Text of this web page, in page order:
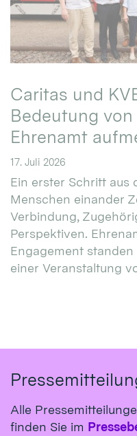
Caritas und
Bedeutung
Ehrenamt
17. Juli 2026
Ein erster Schritt aus
Menschen einander
Verbindung,
Perspektiven.
Engagement
einer Veranstaltung
Alle
finden Sie im